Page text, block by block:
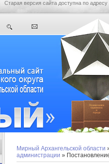
Старая версия сайта доступна по адресу
Мирный Архангельской области
администрации »